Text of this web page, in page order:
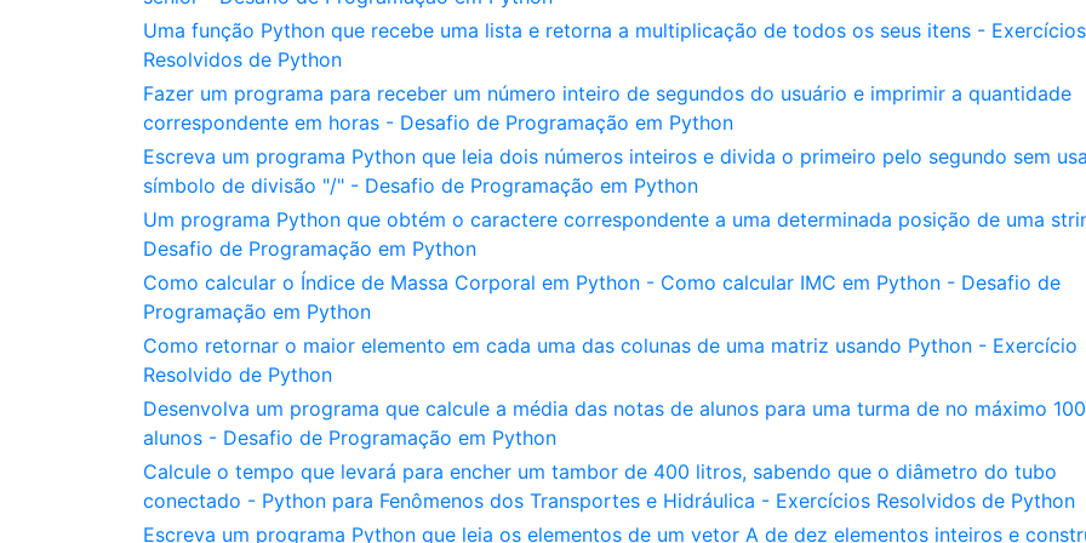
Uma função Python que recebe uma lista e retorna a multiplicação de todos os seus itens - Exercícios
Resolvidos de Python
Fazer um programa para receber um número inteiro de segundos do usuário e imprimir a quantidade
correspondente em horas - Desafio de Programação em Python
Escreva um programa Python que leia dois números inteiros e divida o primeiro pelo segundo sem
símbolo de divisão "/" - Desafio de Programação em Python
Um programa Python que obtém o caractere correspondente a uma determinada posição de uma
Desafio de Programação em Python
Como calcular o Índice de Massa Corporal em Python - Como calcular IMC em Python - Desafio de
Programação em Python
Como retornar o maior elemento em cada uma das colunas de uma matriz usando Python - Exercício
Resolvido de Python
Desenvolva um programa que calcule a média das notas de alunos para uma turma de no máximo 100
alunos - Desafio de Programação em Python
Calcule o tempo que levará para encher um tambor de 400 litros, sabendo que o diâmetro do tubo
conectado - Python para Fenômenos dos Transportes e Hidráulica - Exercícios Resolvidos de Python
Escreva um programa Python que leia os elementos de um vetor A de dez elementos inteiros e